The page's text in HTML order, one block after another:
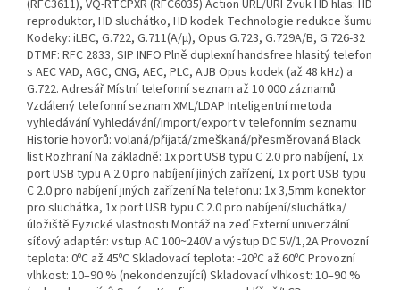
(RFC3611), VQ-RTCPXR (RFC6035) Action URL/URI Zvuk HD hlas: HD
reproduktor, HD sluchátko, HD kodek Technologie redukce šumu
Kodeky: iLBC, G.722, G.711(A/μ), Opus G.723, G.729A/B, G.726-32
DTMF: RFC 2833, SIP INFO Plně duplexní handsfree hlasitý telefon
s AEC VAD, AGC, CNG, AEC, PLC, AJB Opus kodek (až 48 kHz) a
G.722. Adresář Místní telefonní seznam až 10 000 záznamů
Vzdálený telefonní seznam XML/LDAP Inteligentní metoda
vyhledávání Vyhledávání/import/export v telefonním seznamu
Historie hovorů: volaná/přijatá/zmeškaná/přesměrovaná Black
list Rozhraní Na základně: 1x port USB typu C 2.0 pro nabíjení, 1x
port USB typu A 2.0 pro nabíjení jiných zařízení, 1x port USB typu
C 2.0 pro nabíjení jiných zařízení Na telefonu: 1x 3,5mm konektor
pro sluchátka, 1x port USB typu C 2.0 pro nabíjení/sluchátka/
úložiště Fyzické vlastnosti Montáž na zeď Externí univerzální
síťový adaptér: vstup AC 100~240V a výstup DC 5V/1,2A Provozní
teplota: 0ºC až 45ºC Skladovací teplota: -20ºC až 60ºC Provozní
vlhkost: 10–90 % (nekondenzující) Skladovací vlhkost: 10–90 %